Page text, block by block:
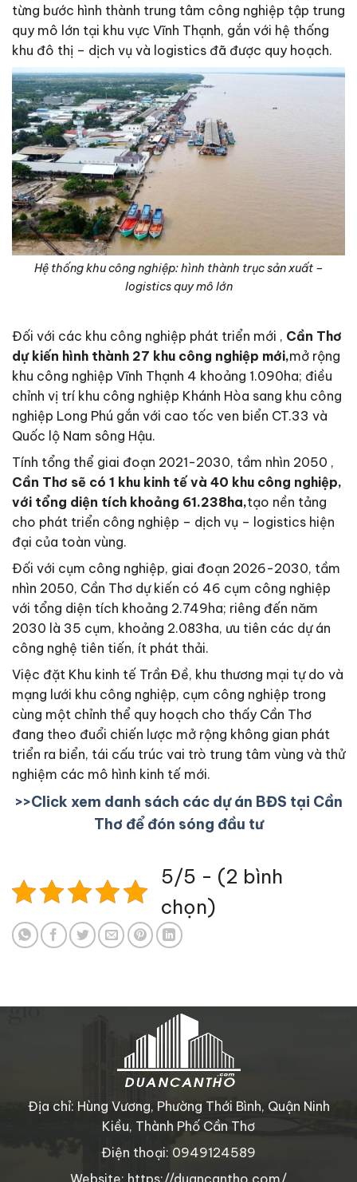
từng bước hình thành trung tâm công nghiệp tập trung
quy mô lớn tại khu vực Vĩnh Thạnh, gắn với hệ thống
khu đô thị – dịch vụ và logistics đã được quy hoạch.
Hệ thống khu công nghiệp: hình thành trục sản xuất –
logistics quy mô lớn
Đối với các khu công nghiệp phát triển mới , Cần Thơ
dự kiến hình thành 27 khu công nghiệp mới,mở rộng
khu công nghiệp Vĩnh Thạnh 4 khoảng 1.090ha; điều
chỉnh vị trí khu công nghiệp Khánh Hòa sang khu công
nghiệp Long Phú gắn với cao tốc ven biển CT.33 và
Quốc lộ Nam sông Hậu.
Tính tổng thể giai đoạn 2021-2030, tầm nhìn 2050 ,
Cần Thơ sẽ có 1 khu kinh tế và 40 khu công nghiệp,
với tổng diện tích khoảng 61.238ha,tạo nền tảng
cho phát triển công nghiệp – dịch vụ – logistics hiện
đại của toàn vùng.
Đối với cụm công nghiệp, giai đoạn 2026-2030, tầm
nhìn 2050, Cần Thơ dự kiến có 46 cụm công nghiệp
với tổng diện tích khoảng 2.749ha; riêng đến năm
2030 là 35 cụm, khoảng 2.083ha, ưu tiên các dự án
công nghệ tiên tiến, ít phát thải.
Việc đặt Khu kinh tế Trần Đề, khu thương mại tự do và
mạng lưới khu công nghiệp, cụm công nghiệp trong
cùng một chỉnh thể quy hoạch cho thấy Cần Thơ
đang theo đuổi chiến lược mở rộng không gian phát
triển ra biển, tái cấu trúc vai trò trung tâm vùng và thử
nghiệm các mô hình kinh tế mới.
>>Click xem danh sách các dự án BĐS tại Cần
Thơ để đón sóng đầu tư
5/5 - (2 bình
chọn)
Địa chỉ: Hùng Vương, Phường Thới Bình, Quận Ninh
Kiều, Thành Phố Cần Thơ
Điện thoại: 0949124589
Website: https://duancantho.com/